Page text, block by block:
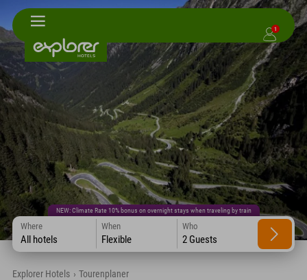
1
NEW: Climate Rate 10% bonus on overnight stays when traveling by train
Where
All hotels
When
Flexible
Who
2 Guests
Explorer Hotels › Tourenplaner